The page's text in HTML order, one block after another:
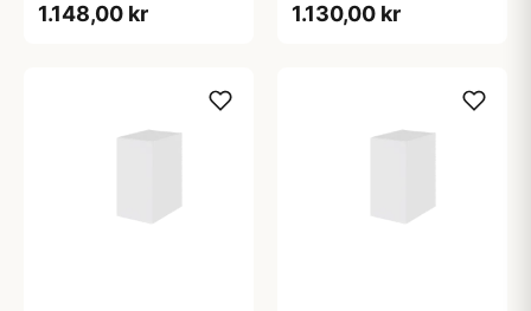
1.148,00 kr 1.130,00 kr